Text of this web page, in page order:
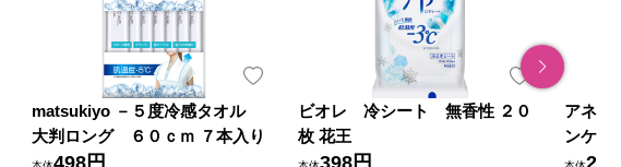
matsukiyo －５度冷感タオル
大判ロング ６０ｃｍ ７本入り
ビオレ 冷シート 無香性 ２０
枚 花王
アネッ
ンケア
堂